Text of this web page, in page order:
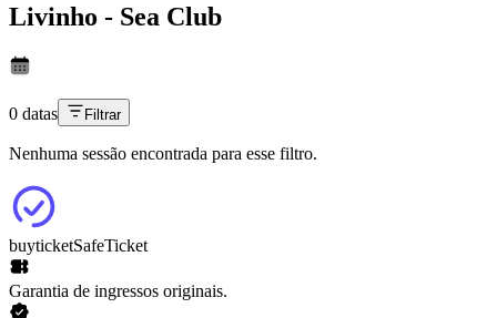
Livinho - Sea Club
0 datas Filtrar
Nenhuma sessão encontrada para esse filtro.
buyticketSafeTicket
Garantia de ingressos originais.